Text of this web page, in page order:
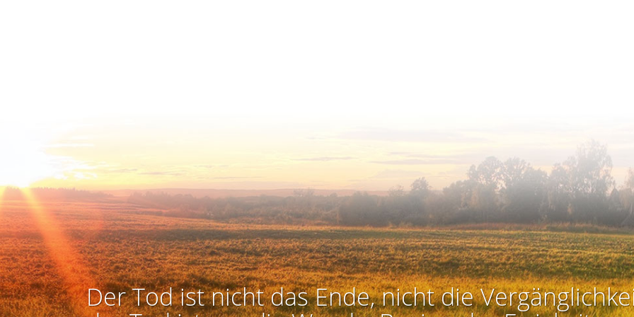
Der Tod ist nicht das Ende, nicht die